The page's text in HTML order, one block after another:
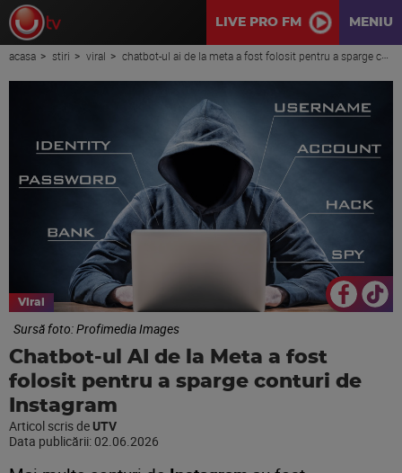
LIVE PRO FM MENIU
acasa stiri viral chatbot-ul ai de la meta a fost folosit pentru a sparge conturi de instagram
Viral
Sursă foto: Profimedia Images
Chatbot-ul AI de la Meta a fost
folosit pentru a sparge conturi de
Instagram
Articol scris de UTV
Data publicării: 02.06.2026